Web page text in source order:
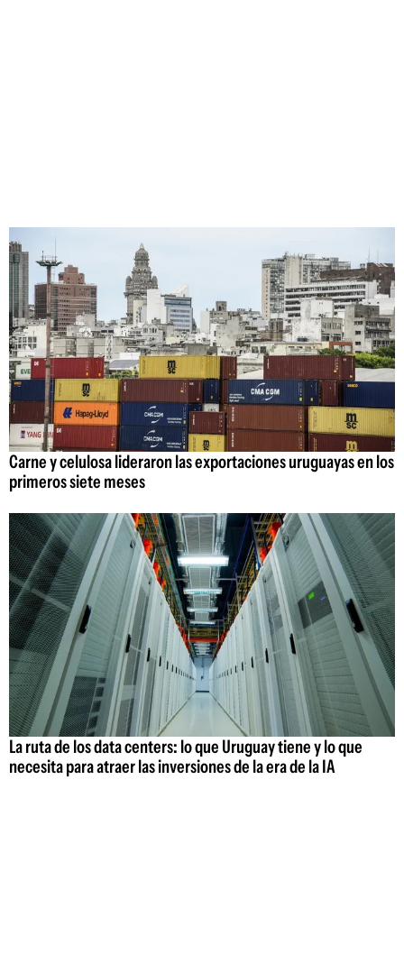
Carne y celulosa lideraron las exportaciones uruguayas en los
primeros siete meses
La ruta de los data centers: lo que Uruguay tiene y lo que
necesita para atraer las inversiones de la era de la IA